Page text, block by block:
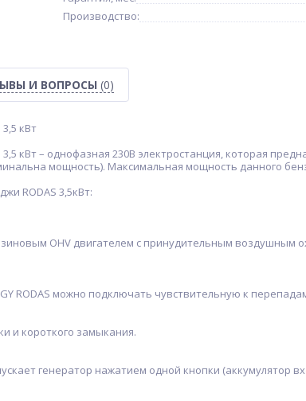
Производство:
И ВОПРОСЫ (0)
кВт
кВт – однофазная 230В электростанция, которая
мощность). Максимальная мощность данного
RODAS 3,5кВт:
OHV двигателем с принудительным воздушным
RODAS можно подключать чувствительную к
и короткого замыкания.
генератор нажатием одной кнопки (аккумулятор